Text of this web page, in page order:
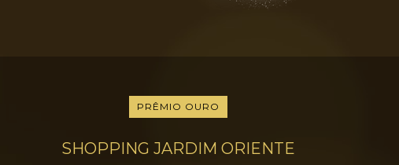
PRÊMIO OURO
SHOPPING JARDIM ORIENTE